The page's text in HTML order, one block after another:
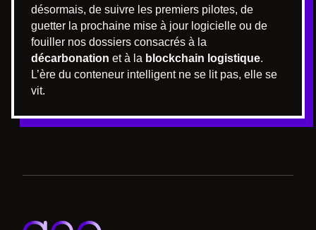
désormais, de suivre les premiers pilotes, de
guetter la prochaine mise à jour logicielle ou de
fouiller nos dossiers consacrés à la
décarbonation et à la blockchain logistique.
L’ère du conteneur intelligent ne se lit pas, elle se
vit.